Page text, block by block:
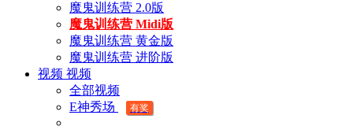
魔鬼训练营 2.0版
魔鬼训练营 Midi版
魔鬼训练营 黄金版
魔鬼训练营 进阶版
视频 视频
全部视频
E神秀场
有奖